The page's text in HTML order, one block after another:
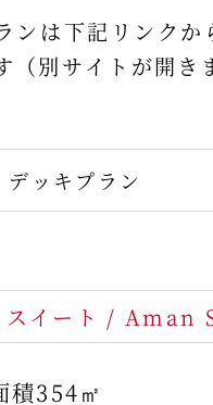
ンは下記リンクか
（別サイトが開き
デッキプラン
スイート / Aman
積354㎡